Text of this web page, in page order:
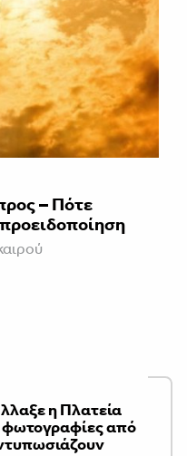
– Πότε
προειδοποίηση
η Πλατεία
από